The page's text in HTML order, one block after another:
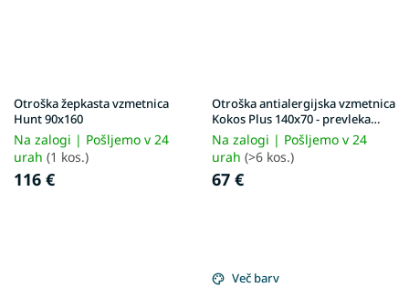
Otroška žepkasta vzmetnica
Hunt 90x160
Na zalogi | Pošljemo v 24
urah (1 kos.)
116 €
Otroška antialergijska vzmetnica
Kokos Plus 140x70 - prevleka
Aloe Vera
Na zalogi | Pošljemo v 24
urah (>6 kos.)
67 €
Več barv